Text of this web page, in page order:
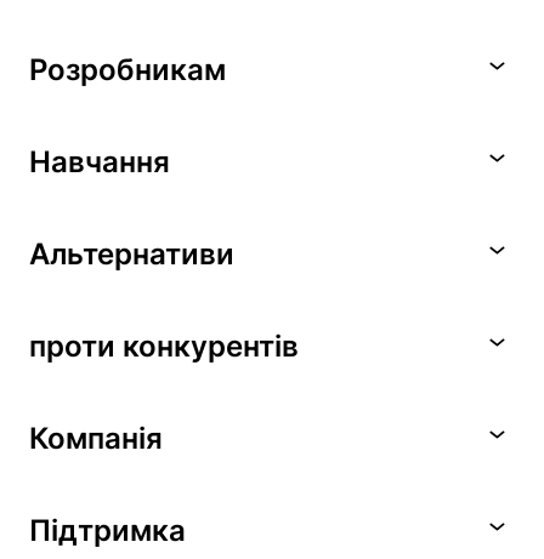
Розробникам
Навчання
Альтернативи
проти конкурентів
Компанія
Підтримка